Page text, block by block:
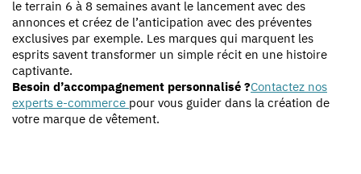
le terrain 6 à 8 semaines avant le lancement avec des
annonces et créez de l’anticipation avec des préventes
exclusives par exemple. Les marques qui marquent les
esprits savent transformer un simple récit en une histoire
captivante.
Besoin d’accompagnement personnalisé ?Contactez nos
experts e-commerce pour vous guider dans la création de
votre marque de vêtement.